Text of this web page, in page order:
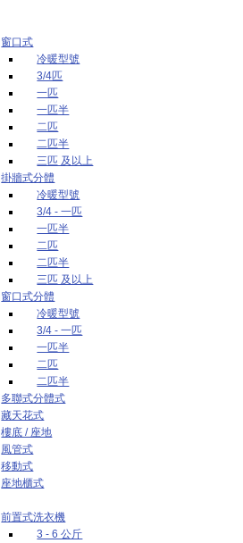
窗口式
冷暖型號
3/4匹
一匹
一匹半
二匹
二匹半
三匹 及以上
掛牆式分體
冷暖型號
3/4 - 一匹
一匹半
二匹
二匹半
三匹 及以上
窗口式分體
冷暖型號
3/4 - 一匹
一匹半
二匹
二匹半
多聯式分體式
藏天花式
樓底 / 座地
風管式
移動式
座地櫃式
前置式洗衣機
3 - 6 公斤